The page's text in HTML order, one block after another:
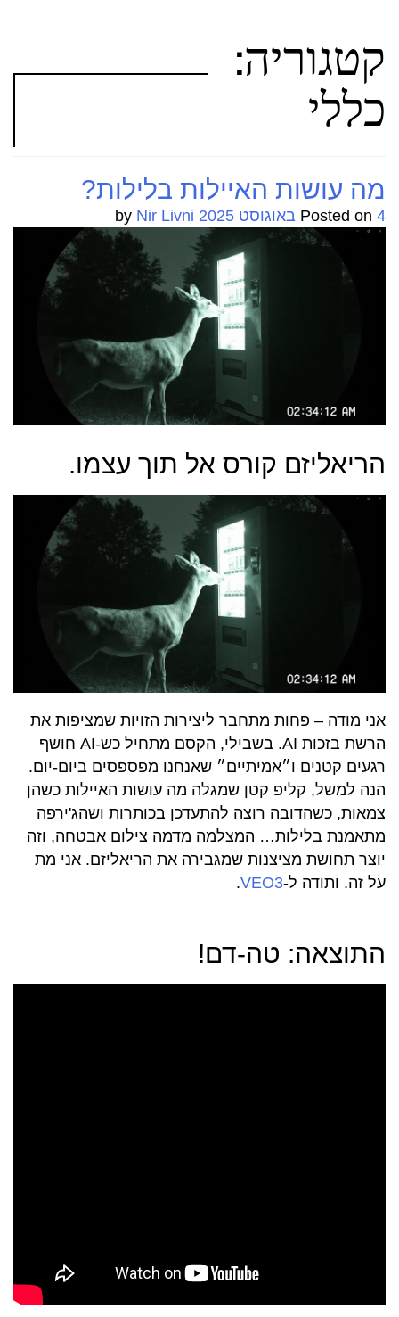
קטגוריה:
כללי
מה עושות האיילות בלילות?
Posted on 4 באוגוסט 2025 Nir Livni
הריאליזם קורס אל תוך עצמו.
אני מודה – פחות מתחבר ליצירות הזויות שמציפות את
הרשת בזכות AI. בשבילי, הקסם מתחיל כש-AI חושף
רגעים קטנים ו״אמיתיים״ שאנחנו מפספסים ביום-יום.
הנה למשל, קליפ קטן שמגלה מה עושות האיילות כשהן
צמאות, כשהדובה רוצה להתעדכן בכותרות ושהג'ירפה
מתאמנת בלילות… המצלמה מדמה צילום אבטחה, וזה
יוצר תחושת מציצנות שמגבירה את הריאליזם. אני מת
על זה. ותודה ל-VEO3
.
התוצאה: טה-דם!